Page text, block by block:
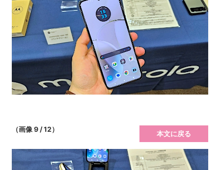
（画像 9 / 12）
本文に戻る